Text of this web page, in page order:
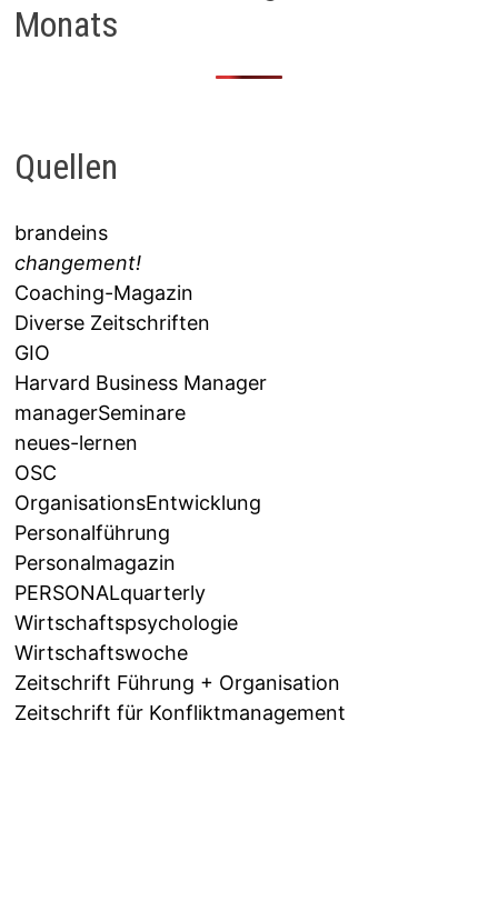
Monats
Quellen
brandeins
changement!
Coaching-Magazin
Diverse Zeitschriften
GIO
Harvard Business Manager
managerSeminare
neues-lernen
OSC
OrganisationsEntwicklung
Personalführung
Personalmagazin
PERSONALquarterly
Wirtschaftspsychologie
Wirtschaftswoche
Zeitschrift Führung + Organisation
Zeitschrift für Konfliktmanagement